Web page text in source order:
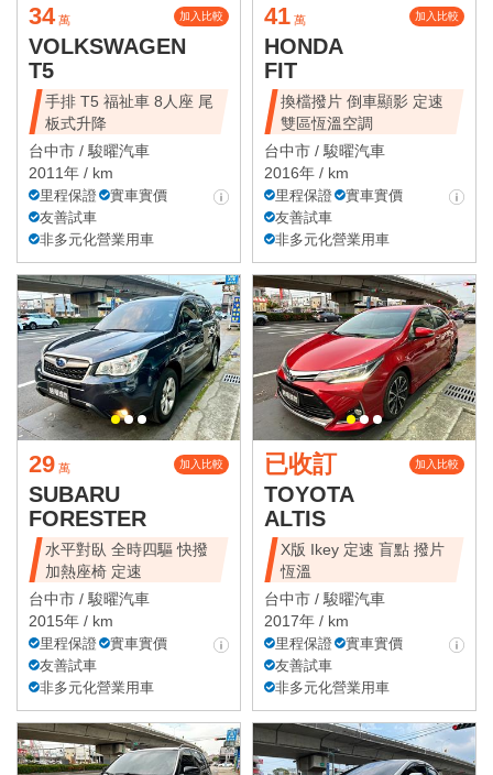
34 萬 加入比較
VOLKSWAGEN
T5
手排 T5 福祉車 8人座 尾
板式升降
台中市 / 駿曜汽車
2011年 / km
里程保證
實車實價
友善試車
非多元化營業用車
41 萬 加入比較
HONDA
FIT
換檔撥片 倒車顯影 定速
雙區恆溫空調
台中市 / 駿曜汽車
2016年 / km
里程保證
實車實價
友善試車
非多元化營業用車
29 萬 加入比較
SUBARU
FORESTER
水平對臥 全時四驅 快撥
加熱座椅 定速
台中市 / 駿曜汽車
2015年 / km
里程保證
實車實價
友善試車
非多元化營業用車
已收訂 加入比較
TOYOTA
ALTIS
X版 Ikey 定速 盲點 撥片
恆溫
台中市 / 駿曜汽車
2017年 / km
里程保證
實車實價
友善試車
非多元化營業用車